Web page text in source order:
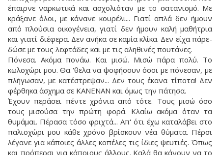
έπαιρνε ναρκωτικά και ασχολιόταν με το σατανισμό. Με
κράξανε όλοι, με κάνανε κουρέλι... Γιατί απλά δεν ήμουν
από πλούσια οικογένεια, γιατί δεν ήμουν καλή μαθήτρια
και γιατί διέφερα. Δεν ανήκα σε καμία κλίκα. Δεν είχα πάρε-
δώσε με τους λεφτάδες και με τις αληθινές πουτάνες.
Πόνεσα. Ακόμα πονάω. Και μισώ. Μισώ πάρα πολύ. Το
κωλοχώρι μου. Θα 'θελα να ψοφήσουν όσοι με πόνεσαν, με
πλήγωσαν, με κατέστρεψαν... Δεν τους έκανα τίποτα! Δεν
φέρθηκα άσχημα σε ΚΑΝΕΝΑΝ και όμως την πάτησα.
Έχουν περάσει πέντε χρόνια από τότε. Τους μισώ όσο
τους μισούσα την πρώτη φορά. Κλαίω ακόμα όταν τα
θυμάμαι. Πέρασα τόσο φριχτά... Απ' ότι έχω καταλάβει στο
παλιοχώρι μου κάθε χρόνο βρίσκουν νέα θύματα. Πέρσι
λέγανε για κάποιες άλλες κοπέλες τις ίδιες ψευτιές. Όπως
και πρόπερσι για κάποιους άλλους. Καλά θα κάνουν να το